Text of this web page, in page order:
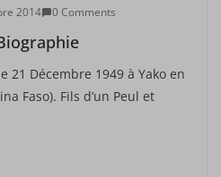
2014 0 Comments
21 Décembre 1949 à Yako en
Faso). Fils d’un Peul et